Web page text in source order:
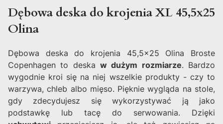
Dębowa deska do krojenia XL 45,5x25
Olina
Dębowa deska do krojenia 45,5x25 Olina Broste
Copenhagen to deska w dużym rozmiarze. Bardzo
wygodnie kroi się na niej wszelkie produkty - czy to
warzywa, chleb albo mięso. Pięknie wygląda na stole,
gdy zdecydujesz się wykorzystywać ją jako
podstawkę lub tacę do serwowania. Dzięki